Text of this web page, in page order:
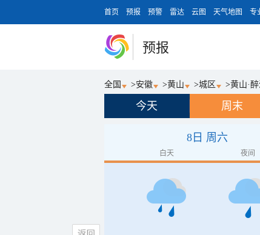
首页 预报 预警 雷达 云图 天气地图 专
预报
全国 >安徽 >黄山 >城区 >黄山·
今天 周末
8日 周六
白天 夜间